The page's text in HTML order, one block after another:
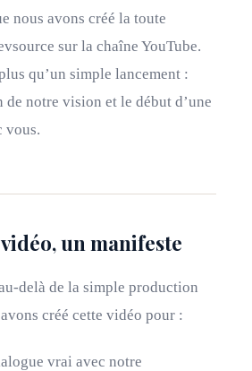
nous avons créé la toute
sur la chaîne YouTube.
qu’un simple lancement :
de notre vision et le début d’une
vous.
un manifeste
delà de la simple production
créé cette vidéo pour :
vrai avec notre